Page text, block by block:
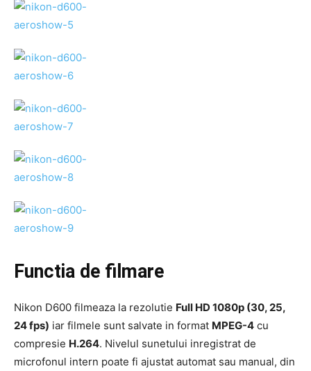
Functia de filmare
Nikon D600 filmeaza la rezolutie Full HD 1080p (30, 25,
24 fps) iar filmele sunt salvate in format MPEG-4 cu
compresie H.264. Nivelul sunetului inregistrat de
microfonul intern poate fi ajustat automat sau manual, din